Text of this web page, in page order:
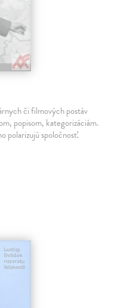
či filmových postáv
popisom, kategorizáciám.
polarizujú spoločnosť.